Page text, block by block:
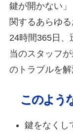
鍵が開かない
関するあらゆ
24時間365日、
当のスタッフ
のトラブルを解
このよう
鍵をなくし